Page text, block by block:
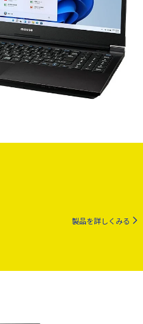
製品を詳しくみる